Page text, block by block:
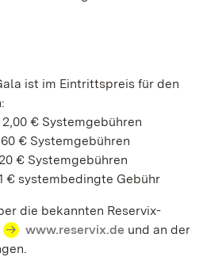
ist im Eintrittspreis für den
€ Systemgebühren
€ Systemgebühren
€ Systemgebühren
€ systembedingte Gebühr
die bekannten Reservix-
www.reservix.de und an der